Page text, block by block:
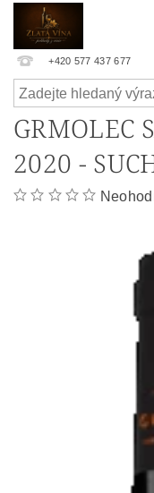
+420 577 437 677
GRMOLEC
2020 -